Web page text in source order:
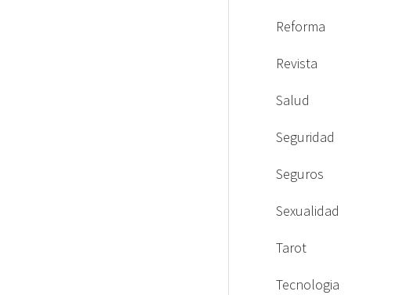
Reforma
Revista
Salud
Seguridad
Seguros
Sexualidad
Tarot
Tecnologia